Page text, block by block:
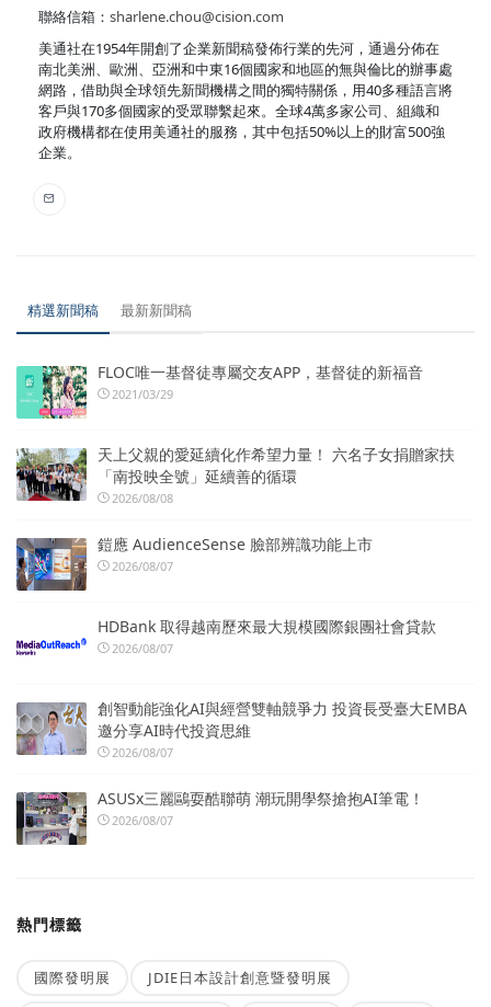
聯絡信箱： sharlene.chou@cision.com
美通社在1954年開創了企業新聞稿發佈行業的先河，通過分佈在
南北美洲、歐洲、亞洲和中東16個國家和地區的無與倫比的辦事處
網路，借助與全球領先新聞機構之間的獨特關係，用40多種語言將
客戶與170多個國家的受眾聯繫起來。全球4萬多家公司、組織和
政府機構都在使用美通社的服務，其中包括50%以上的財富500強
企業。
精選新聞稿 最新新聞稿
FLOC唯一基督徒專屬交友APP，基督徒的新福音
2021/03/29
天上父親的愛延續化作希望力量！ 六名子女捐贈家扶
「南投映全號」延續善的循環
2026/08/08
鎧應 AudienceSense 臉部辨識功能上市
2026/08/07
HDBank 取得越南歷來最大規模國際銀團社會貸款
2026/08/07
創智動能強化AI與經營雙軸競爭力 投資長受臺大EMBA
邀分享AI時代投資思維
2026/08/07
ASUSx三麗鷗耍酷聯萌 潮玩開學祭搶抱AI筆電！
2026/08/07
熱門標籤
國際發明展 JDIE日本設計創意暨發明展